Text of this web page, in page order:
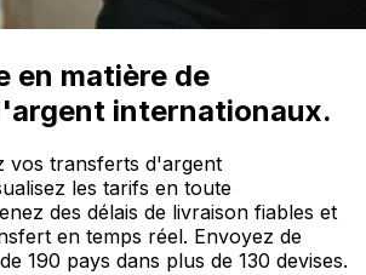
en matière de
internationaux.
vos transferts d'argent
les tarifs en toute
des délais de livraison fiables et
en temps réel. Envoyez de
190 pays dans plus de 130 devises.